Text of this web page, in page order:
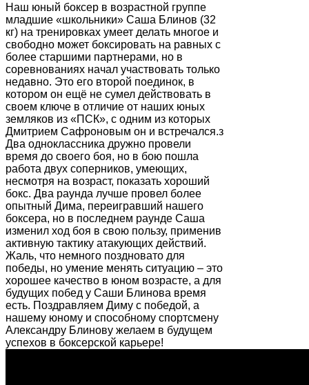
Наш юный боксер в возрастной группе
младшие «школьники» Саша Блинов (32
кг) на тренировках умеет делать многое и
свободно может боксировать на равных с
более старшими партнерами, но в
соревнованиях начал участвовать только
недавно. Это его второй поединок, в
котором он ещё не сумел действовать в
своем ключе в отличие от наших юных
земляков из «ПСК», с одним из которых
Дмитрием Сафроновым он и встречался.з
Два одноклассника дружно провели
время до своего боя, но в бою пошла
работа двух соперников, умеющих,
несмотря на возраст, показать хороший
бокс. Два раунда лучше провел более
опытный Дима, переигравший нашего
боксера, но в последнем раунде Саша
изменил ход боя в свою пользу, применив
активную тактику атакующих действий.
Жаль, что немного поздновато для
победы, но умение менять ситуацию – это
хорошее качество в юном возрасте, а для
будущих побед у Саши Блинова время
есть. Поздравляем Диму с победой, а
нашему юному и способному спортсмену
Александру Блинову желаем в будущем
успехов в боксерской карьере!